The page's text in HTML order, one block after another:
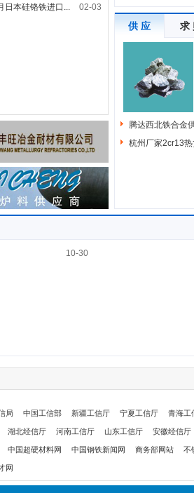
日本硅铬铁进口... 02-03
供 应 求
腾达西北铁合金
杭州厂家2cr13
10-30
局 中国工信部 新疆工信厅 宁夏工信厅 青海工
湖北经信厅 河南工信厅 山东工信厅 安徽经信厅
中国超硬材料网 中国钢铁新闻网 商务部网站 不
网